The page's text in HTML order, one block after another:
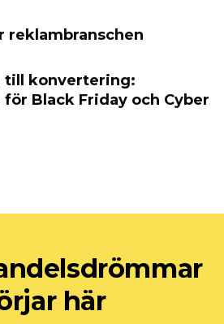
reklambranschen
till konvertering:
Black Friday och Cyber
här